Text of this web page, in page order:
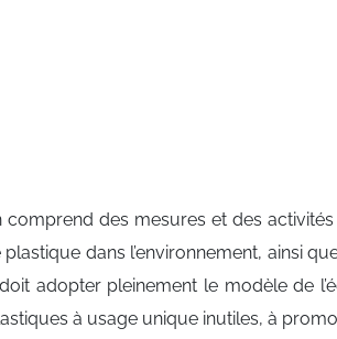
comprend des mesures et des
dans l’environnement, ainsi
adopter pleinement le modèle de
à usage unique inutiles, à